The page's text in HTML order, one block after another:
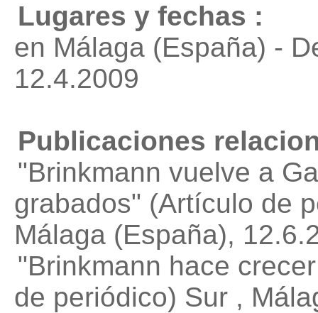
Lugares y fechas :
en Málaga (España) -
12.4.2009
Publicaciones
"Brinkmann vuelve a
grabados" (Artículo de
Málaga (España),
"Brinkmann hace
de periódico) Sur ,